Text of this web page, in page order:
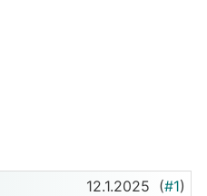
12.1.2025 (#1)